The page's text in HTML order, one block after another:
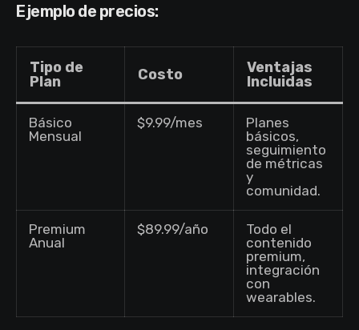
Ejemplo de precios:
Tipo de
Plan
Costo
Ventajas
Incluidas
Básico
Mensual
$9.99/mes
Planes
básicos,
seguimiento
de métricas
y
comunidad.
Premium
Anual
$89.99/año
Todo el
contenido
premium,
integración
con
wearables.